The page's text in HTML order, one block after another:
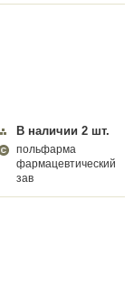
В наличии 2 шт.
польфарма
фармацевтический
зав